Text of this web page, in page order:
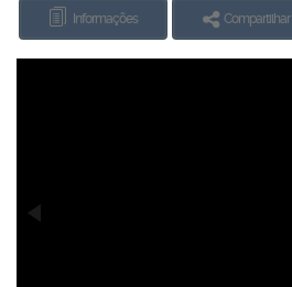
Informações Compartilhar